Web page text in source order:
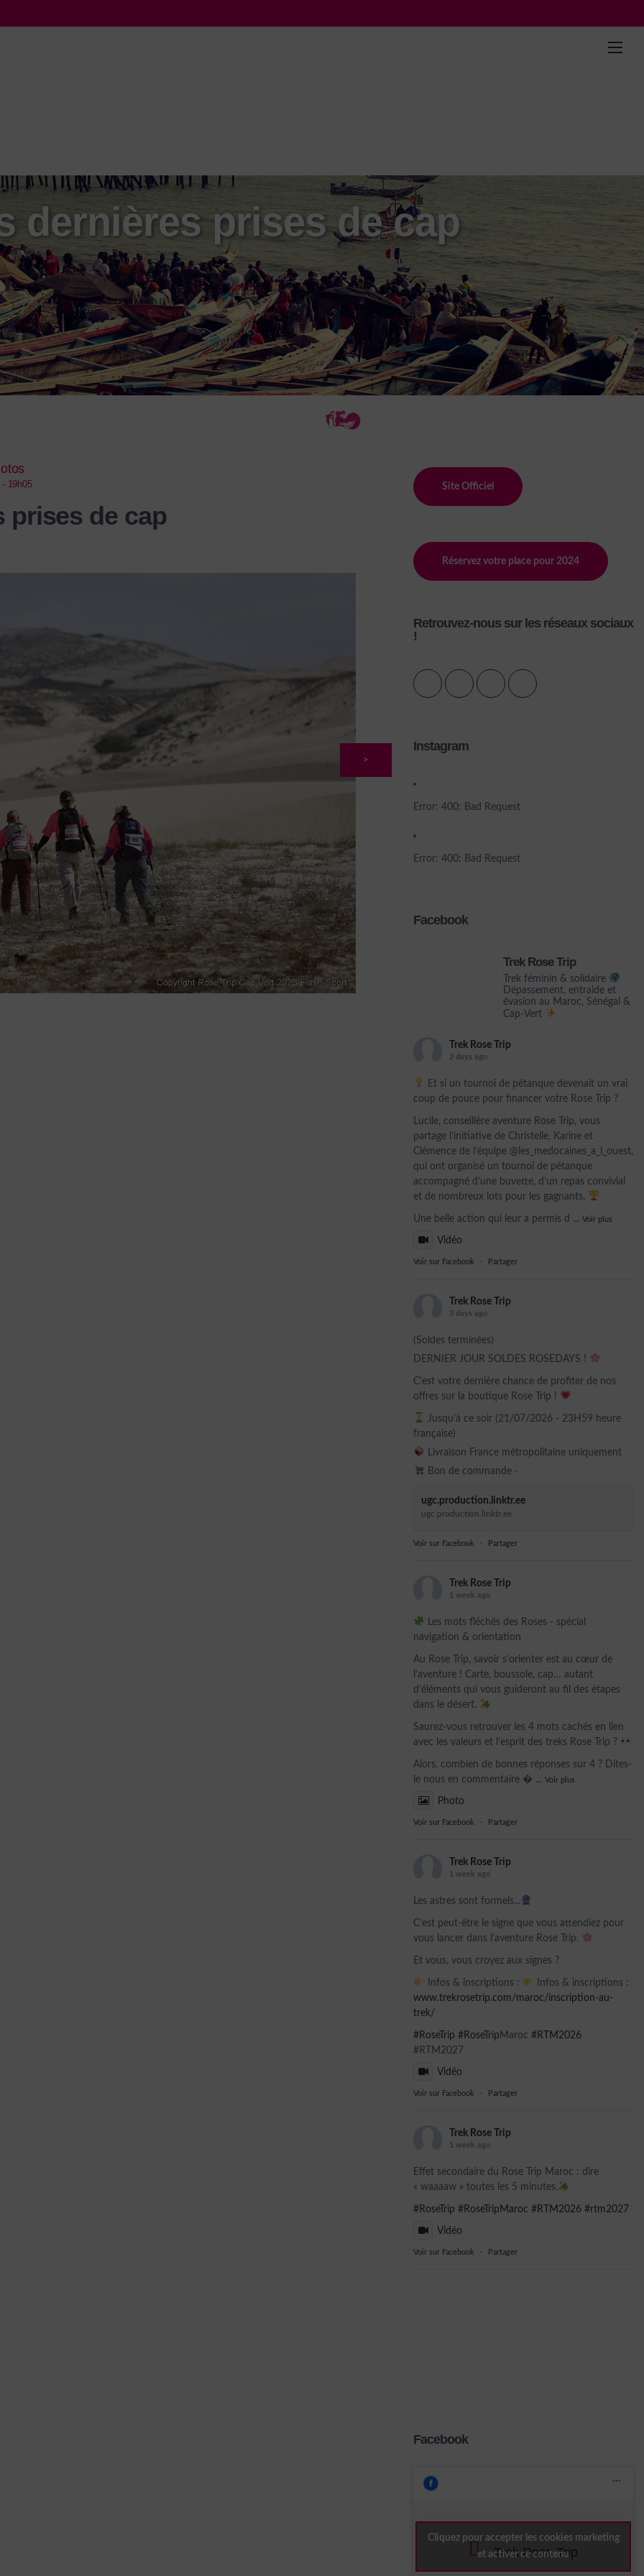
dernières prises de cap
19h05
prises de cap
>
Site Officiel
Réservez votre place pour 2024
Retrouvez-nous sur les réseaux sociaux
!
Instagram
Error: 400: Bad Request
Error: 400: Bad Request
Facebook
Trek Rose Trip
Trek féminin & solidaire
Dépassement, entraide et
évasion au Maroc, Sénégal &
Cap-Vert
Trek Rose Trip
2 days ago
Et si un tournoi de pétanque devenait un vrai
coup de pouce pour financer votre Rose Trip ?
Lucile, conseillère aventure Rose Trip, vous
partage l’initiative de Christelle, Karine et
Clémence de l’équipe @les_medocaines_a_l_ouest,
qui ont organisé un tournoi de pétanque
accompagné d’une buvette, d’un repas convivial
et de nombreux lots pour les gagnants.
Une belle action qui leur a permis d ... Voir plus
Vidéo
Voir sur Facebook · Partager
Trek Rose Trip
3 days ago
(Soldes terminées)
DERNIER JOUR SOLDES ROSEDAYS !
C'est votre dernière chance de profiter de nos
offres sur la boutique Rose Trip !
Jusqu'à ce soir (21/07/2026 - 23H59 heure
française)
Livraison France métropolitaine uniquement
Bon de commande -
ugc.production.linktr.ee
ugc.production.linktr.ee
Voir sur Facebook · Partager
Trek Rose Trip
1 week ago
Les mots fléchés des Roses - spécial
navigation & orientation
Au Rose Trip, savoir s’orienter est au cœur de
l’aventure ! Carte, boussole, cap… autant
d’éléments qui vous guideront au fil des étapes
dans le désert.
Saurez-vous retrouver les 4 mots cachés en lien
avec les valeurs et l’esprit des treks Rose Trip ?
Alors, combien de bonnes réponses sur 4 ? Dites-
le nous en commentaire  ... Voir plus
Photo
Voir sur Facebook · Partager
Trek Rose Trip
1 week ago
Les astres sont formels...
C’est peut-être le signe que vous attendiez pour
vous lancer dans l’aventure Rose Trip.
Et vous, vous croyez aux signes ?
Infos & inscriptions :
Infos & inscriptions :
www.trekrosetrip.com/maroc/inscription-au-
trek/
#RoseTrip #RoseTrip Maroc #RTM2026
#RTM2027
Vidéo
Voir sur Facebook · Partager
Trek Rose Trip
1 week ago
Effet secondaire du Rose Trip Maroc : dire
« waaaaw » toutes les 5 minutes.
#RoseTrip #RoseTripMaroc #RTM2026 #rtm2027
Vidéo
Voir sur Facebook · Partager
Facebook
Trek Rose Trip
Cliquez pour accepter les cookies marketing
et activer ce contenu